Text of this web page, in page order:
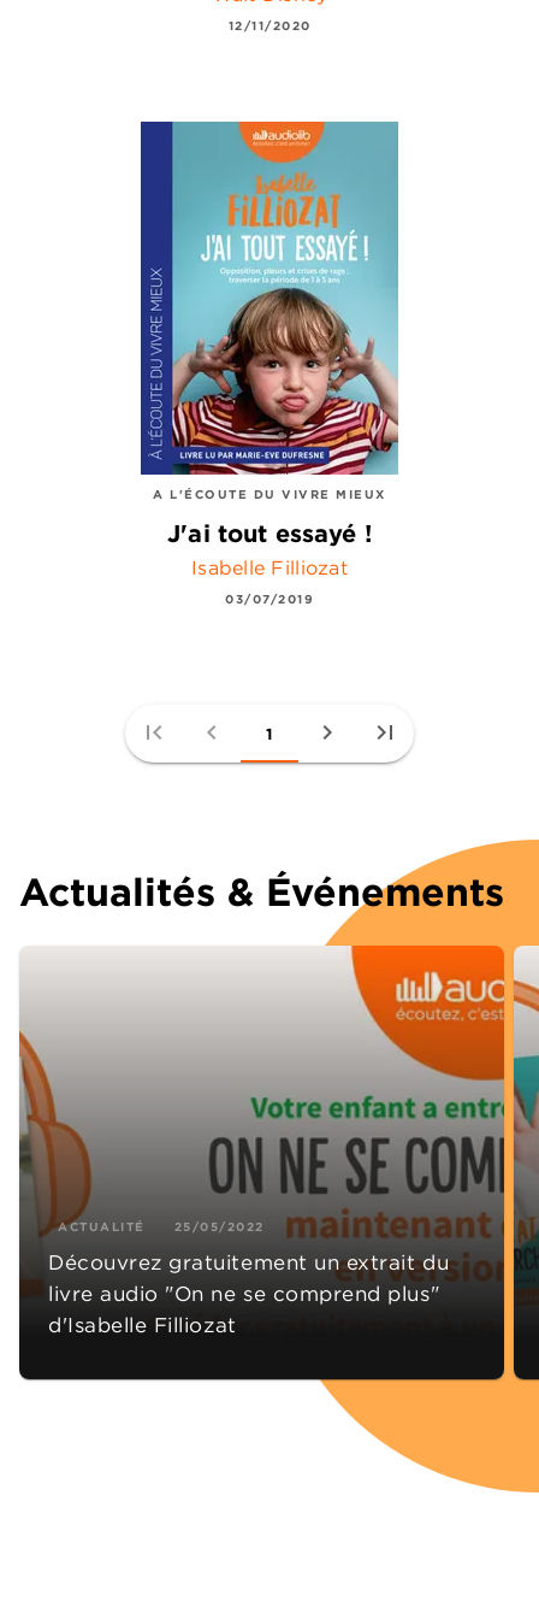
12/11/2020
A L'ÉCOUTE DU VIVRE MIEUX
J'ai tout essayé !
Isabelle Filliozat
03/07/2019
first_page chevron_left 1 chevron_right last_page
Actualités & Événements
ACTUALITÉ 25/05/2022
Découvrez gratuitement un extrait du
livre audio "On ne se comprend plus"
d'Isabelle Filliozat